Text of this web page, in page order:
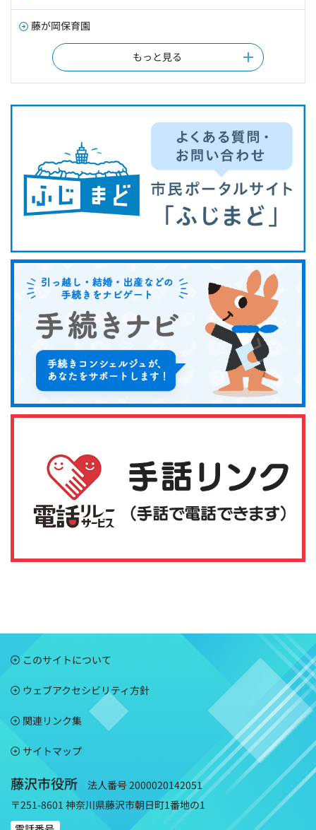
藤が岡保育園
もっと見る
このサイトについて
ウェブアクセシビリティ方針
関連リンク集
サイトマップ
藤沢市役所
法人番号 2000020142051
〒251-8601 神奈川県藤沢市朝日町1番地の1